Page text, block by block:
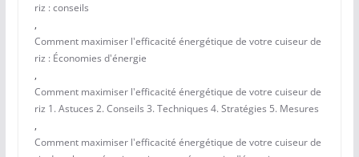
riz : conseils
,
Comment maximiser l'efficacité énergétique de votre cuiseur de
riz : Économies d'énergie
,
Comment maximiser l'efficacité énergétique de votre cuiseur de
riz 1. Astuces 2. Conseils 3. Techniques 4. Stratégies 5. Mesures
,
Comment maximiser l'efficacité énergétique de votre cuiseur de